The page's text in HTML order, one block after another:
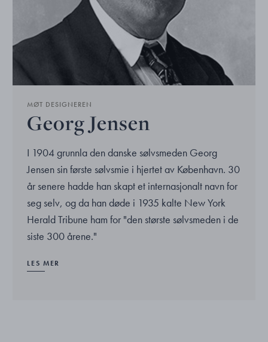
MØT DESIGNEREN
Georg Jensen
I 1904 grunnla den danske sølvsmeden Georg
Jensen sin første sølvsmie i hjertet av København. 30
år senere hadde han skapt et internasjonalt navn for
seg selv, og da han døde i 1935 kalte New York
Herald Tribune ham for "den største sølvsmeden i de
siste 300 årene."
LES MER